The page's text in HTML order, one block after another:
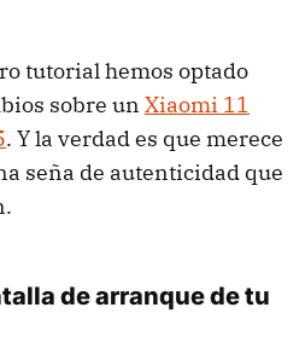
tutorial hemos optado
sobre un Xiaomi 11
. Y la verdad es que merece
seña de autenticidad que
de arranque de tu